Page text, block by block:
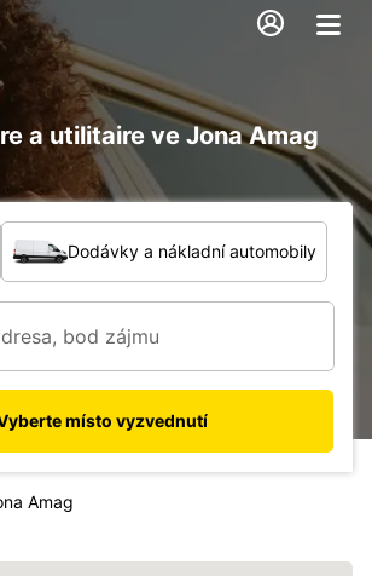
a utilitaire ve Jona Amag
Dodávky a nákladní automobily
místo vyzvednutí
Amag